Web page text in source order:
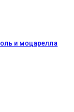
и моцарелла